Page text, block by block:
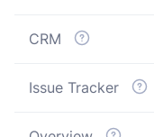
CRM
Issue Tracker